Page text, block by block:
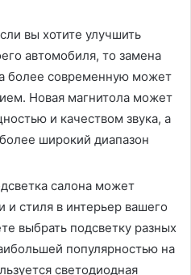
вы хотите улучшить
автомобиля, то замена
более современную может
Новая магнитола может
и качеством звука, а
широкий диапазон
салона может
и стиля в интерьер вашего
выбрать подсветку разных
популярностью на
светодиодная